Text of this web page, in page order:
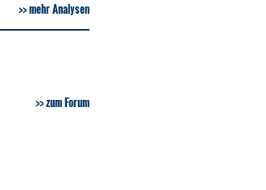
mehr Analysen
zum Forum